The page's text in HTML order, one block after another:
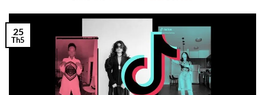
25
Th5